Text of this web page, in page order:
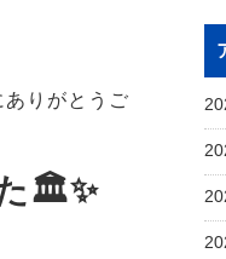
りがとうご
🏛️✨